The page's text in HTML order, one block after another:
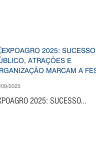
09/2025
2025: SUCESSO...